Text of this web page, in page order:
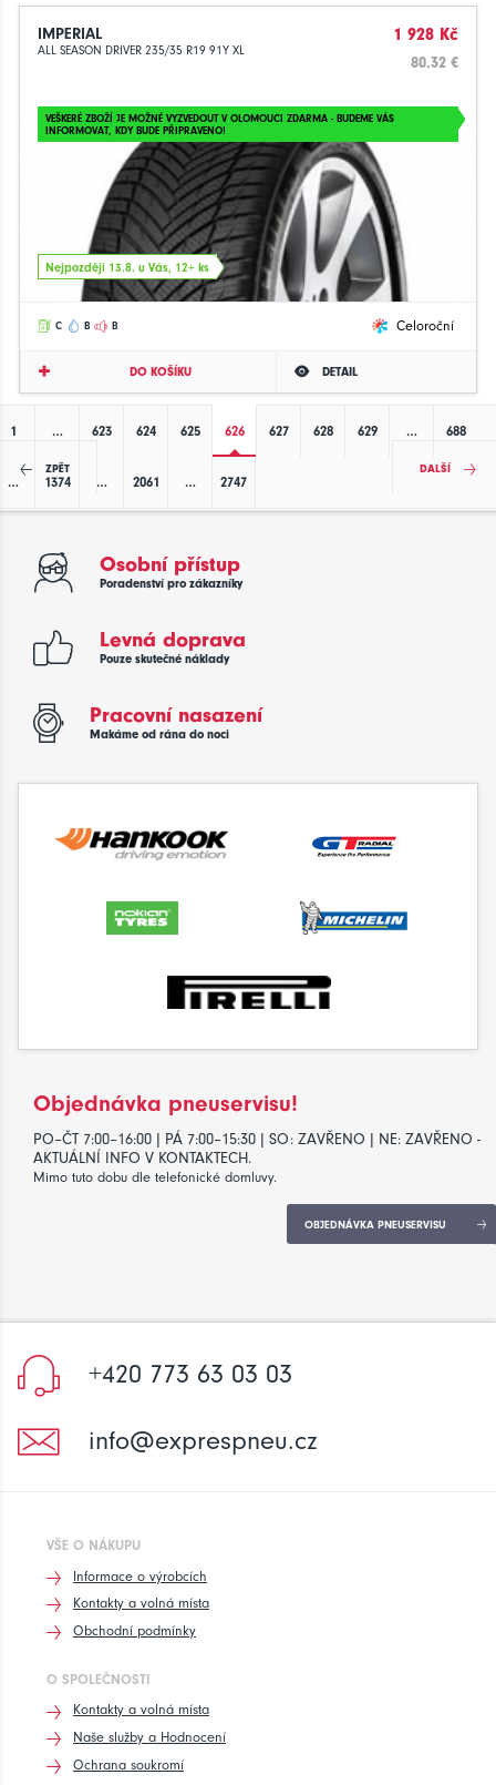
IMPERIAL
ALL SEASON DRIVER 235/35 R19 91Y XL
1 928 Kč
80.32 €
VEŠKERÉ ZBOŽÍ JE MOŽNÉ VYZVEDOUT V OLOMOUCI ZDARMA - BUDEME VÁS
INFORMOVAT, KDY BUDE PŘIPRAVENO!
Nejpozději 13.8. u Vás, 12+ ks
C B B Celoroční
DO KOŠÍKU DETAIL
ZPĚT
1 … 623 624 625 626 627 628 629 … 688
… 1374 … 2061 … 2747
DALŠÍ
Osobní přístup
Poradenství pro zákazníky
Levná doprava
Pouze skutečné náklady
Pracovní nasazení
Makáme od rána do noci
Objednávka pneuservisu!
PO–ČT 7:00–16:00 | PÁ 7:00–15:30 | SO: ZAVŘENO | NE: ZAVŘENO -
AKTUÁLNÍ INFO V KONTAKTECH.
Mimo tuto dobu dle telefonické domluvy.
OBJEDNÁVKA PNEUSERVISU
+420 773 63 03 03
info@exprespneu.cz
VŠE O NÁKUPU
Informace o výrobcích
Kontakty a volná místa
Obchodní podmínky
O SPOLEČNOSTI
Kontakty a volná místa
Naše služby a Hodnocení
Ochrana soukromí